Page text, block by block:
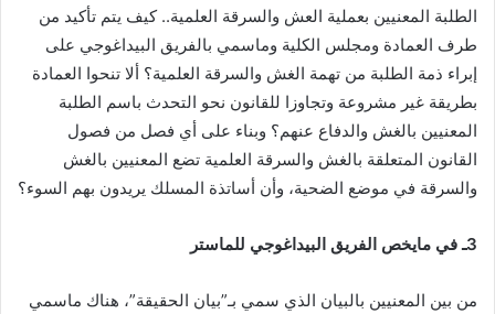
الطلبة المعنيين بعملية العش والسرقة العلمية.. كيف يتم تأكيد من
طرف العمادة ومجلس الكلية وماسمي بالفريق البيداغوجي على
إبراء ذمة الطلبة من تهمة الغش والسرقة العلمية؟ ألا تنحوا العمادة
بطريقة غير مشروعة وتجاوزا للقانون نحو التحدث باسم الطلبة
المعنيين بالغش والدفاع عنهم؟ وبناء على أي فصل من فصول
القانون المتعلقة بالغش والسرقة العلمية تضع المعنيين بالغش
والسرقة في موضع الضحية، وأن أساتذة المسلك يريدون بهم السوء؟
3ـ في مايخص الفريق البيداغوجي للماستر
من بين المعنيين بالبيان الذي سمي بـ”بيان الحقيقة”، هناك ماسمي